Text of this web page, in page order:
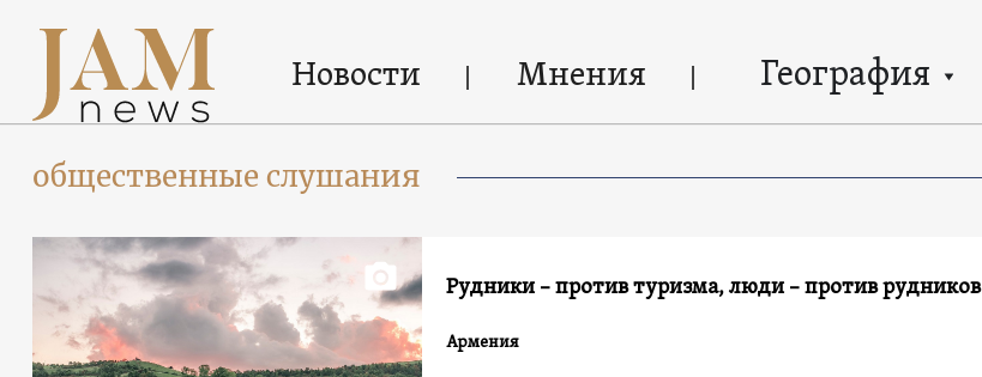
Новости Мнения География
общественные слушания
Рудники – против туризма, люди – против рудников
Армения